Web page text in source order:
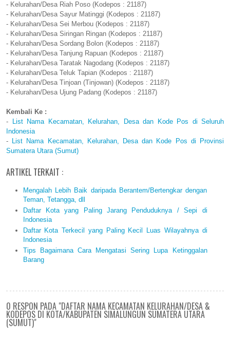
- Kelurahan/Desa Riah Poso (Kodepos : 21187)
- Kelurahan/Desa Sayur Matinggi (Kodepos : 21187)
- Kelurahan/Desa Sei Merbou (Kodepos : 21187)
- Kelurahan/Desa Siringan Ringan (Kodepos : 21187)
- Kelurahan/Desa Sordang Bolon (Kodepos : 21187)
- Kelurahan/Desa Tanjung Rapuan (Kodepos : 21187)
- Kelurahan/Desa Taratak Nagodang (Kodepos : 21187)
- Kelurahan/Desa Teluk Tapian (Kodepos : 21187)
- Kelurahan/Desa Tinjoan (Tinjowan) (Kodepos : 21187)
- Kelurahan/Desa Ujung Padang (Kodepos : 21187)
Kembali Ke :
-
List Nama Kecamatan, Kelurahan, Desa dan Kode Pos di Seluruh
Indonesia
- List Nama Kecamatan, Kelurahan, Desa dan Kode Pos di Provinsi
Sumatera Utara (Sumut)
ARTIKEL TERKAIT :
Mengalah Lebih Baik daripada Berantem/Bertengkar dengan
Teman, Tetangga, dll
Daftar Kota yang Paling Jarang Penduduknya / Sepi di
Indonesia
Daftar Kota Terkecil yang Paling Kecil Luas Wilayahnya di
Indonesia
Tips Bagaimana Cara Mengatasi Sering Lupa Ketinggalan
Barang
0 RESPON PADA "DAFTAR NAMA KECAMATAN KELURAHAN/DESA &
KODEPOS DI KOTA/KABUPATEN SIMALUNGUN SUMATERA UTARA
(SUMUT)"